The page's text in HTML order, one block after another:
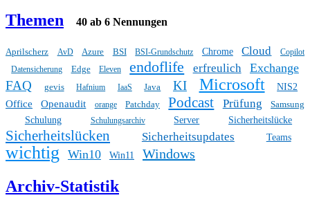
Themen 40 ab 6 Nennungen
Aprilscherz AvD Azure BSI BSI-Grundschutz Chrome Cloud
Copilot
Datensicherung
Edge Eleven endoflife erfreulich Exchange
FAQ gevis Hafnium IaaS Java KI Microsoft NIS2
Office Openaudit orange Patchday Podcast Prüfung
Samsung
Schulung
Schulungsarchiv Server Sicherheitslücke
Sicherheitslücken Sicherheitsupdates Teams
wichtig Win10 Win11 Windows
Archiv-Statistik